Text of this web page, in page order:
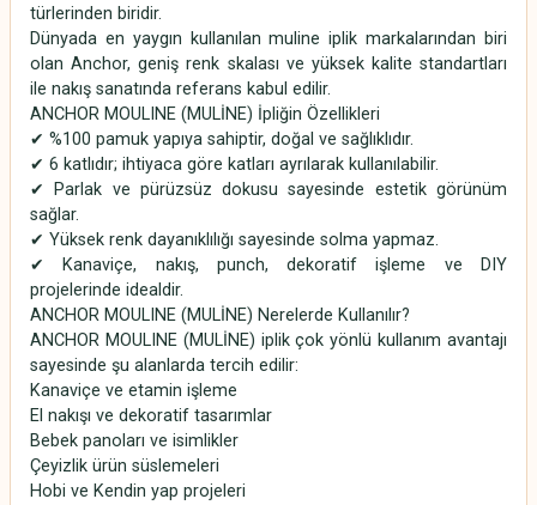
türlerinden biridir.
Dünyada en yaygın kullanılan muline iplik markalarından biri
olan Anchor, geniş renk skalası ve yüksek kalite standartları
ile nakış sanatında referans kabul edilir.
ANCHOR MOULINE (MULİNE) İpliğin Özellikleri
✔ %100 pamuk yapıya sahiptir, doğal ve sağlıklıdır.
✔ 6 katlıdır; ihtiyaca göre katları ayrılarak kullanılabilir.
✔ Parlak ve pürüzsüz dokusu sayesinde estetik görünüm
sağlar.
✔ Yüksek renk dayanıklılığı sayesinde solma yapmaz.
✔ Kanaviçe, nakış, punch, dekoratif işleme ve DIY
projelerinde idealdir.
ANCHOR MOULINE (MULİNE) Nerelerde Kullanılır?
ANCHOR MOULINE (MULİNE) iplik çok yönlü kullanım avantajı
sayesinde şu alanlarda tercih edilir:
Kanaviçe ve etamin işleme
El nakışı ve dekoratif tasarımlar
Bebek panoları ve isimlikler
Çeyizlik ürün süslemeleri
Hobi ve Kendin yap projeleri